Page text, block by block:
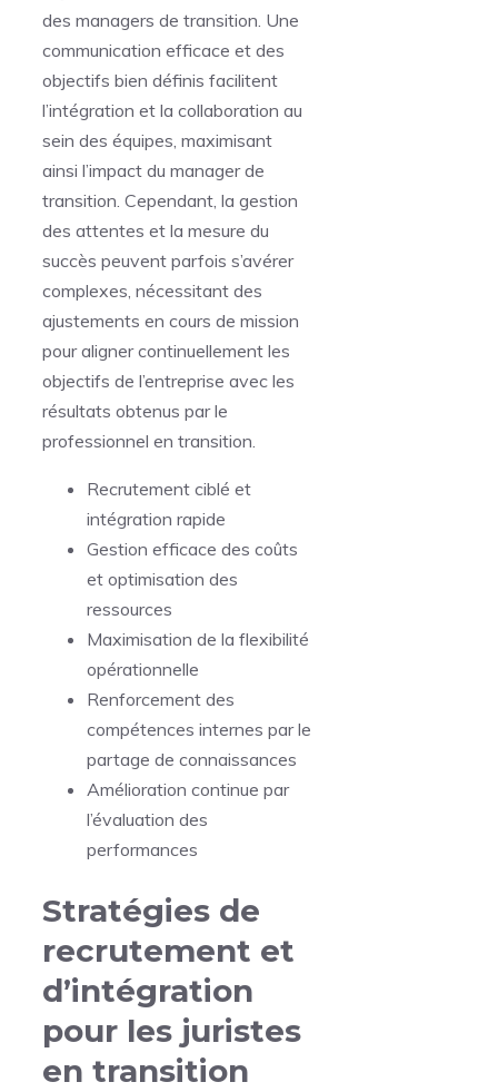
des managers de transition. Une
communication efficace et des
objectifs bien définis facilitent
l’intégration et la collaboration au
sein des équipes, maximisant
ainsi l’impact du manager de
transition. Cependant, la gestion
des attentes et la mesure du
succès peuvent parfois s’avérer
complexes, nécessitant des
ajustements en cours de mission
pour aligner continuellement les
objectifs de l’entreprise avec les
résultats obtenus par le
professionnel en transition.
Recrutement ciblé et
intégration rapide
Gestion efficace des coûts
et optimisation des
ressources
Maximisation de la flexibilité
opérationnelle
Renforcement des
compétences internes par le
partage de connaissances
Amélioration continue par
l’évaluation des
performances
Stratégies de
recrutement et
d’intégration
pour les juristes
en transition